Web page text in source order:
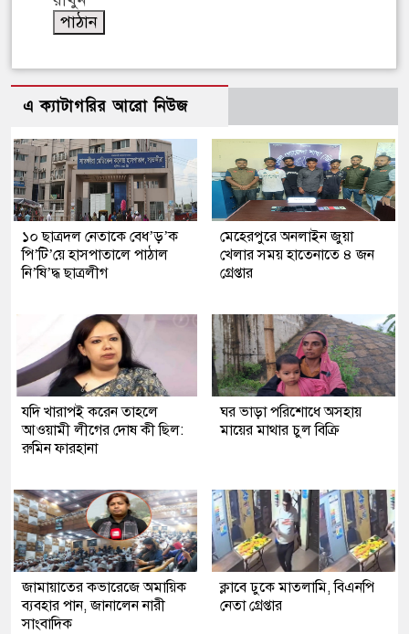
এ ক্যাটাগরির আরো নিউজ
১০ ছাত্রদল নেতাকে বেধ’ড়’ক
পি’টি’য়ে হাসপাতালে পাঠাল
নি’ষি’দ্ধ ছাত্রলীগ
মেহেরপুরে অনলাইন জুয়া
খেলার সময় হাতেনাতে ৪ জন
গ্রেপ্তার
যদি খারাপই করেন তাহলে
আওয়ামী লীগের দোষ কী ছিল:
রুমিন ফারহানা
ঘর ভাড়া পরিশোধে অসহায়
মায়ের মাথার চুল বিক্রি
জামায়াতের কভারেজে অমায়িক
ব্যবহার পান, জানালেন নারী
সাংবাদিক
ক্লাবে ঢুকে মাতলামি, বিএনপি
নেতা গ্রেপ্তার